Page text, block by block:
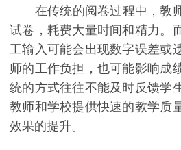
在传统的阅卷过程中，教
试卷，耗费大量时间和精力。
工输入可能会出现数字误差或
师的工作负担，也可能影响成
统的方式往往不能及时反馈学
教师和学校提供快速的教学质
效果的提升。